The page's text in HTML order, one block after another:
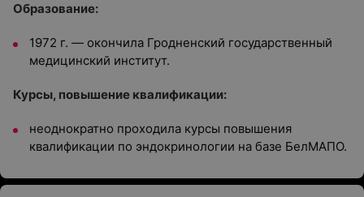
Образование:
1972 г. — окончила Гродненский государственный
медицинский институт.
Курсы, повышение квалификации:
неоднократно проходила курсы повышения
квалификации по эндокринологии на базе БелМАПО.